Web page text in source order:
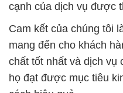
cạnh của dịch vụ được
Cam kết của chúng tôi
mang đến cho khách
chất tốt nhất và dịch vụ
họ đạt được mục tiêu